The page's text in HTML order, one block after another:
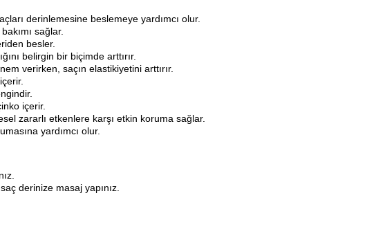
derinlemesine beslemeye yardımcı olur.
sağlar.
besler.
belirgin bir biçimde arttırır.
verirken, saçın elastikiyetini arttırır.
içerir.
zararlı etkenlere karşı etkin koruma sağlar.
yardımcı olur.
derinize masaj yapınız.